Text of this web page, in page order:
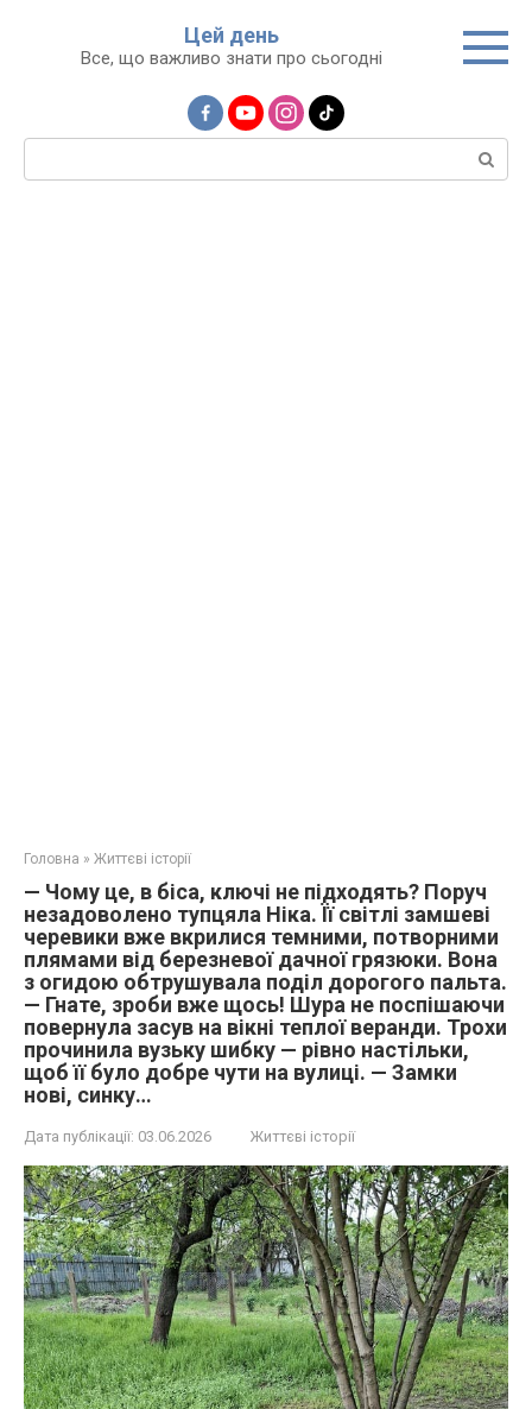
Цей день
Все, що важливо знати про сьогодні
Пошук:
Головна » Життєві історії
— Чому це, в біса, ключі не підходять? Поруч
незадоволено тупцяла Ніка. Її світлі замшеві
черевики вже вкрилися темними, потворними
плямами від березневої дачної грязюки. Вона
з огидою обтрушувала поділ дорогого пальта.
— Гнате, зроби вже щось! Шура не поспішаючи
повернула засув на вікні теплої веранди. Трохи
прочинила вузьку шибку — рівно настільки,
щоб її було добре чути на вулиці. — Замки
нові, синку…
Дата публікації: 03.06.2026 Життєві історії